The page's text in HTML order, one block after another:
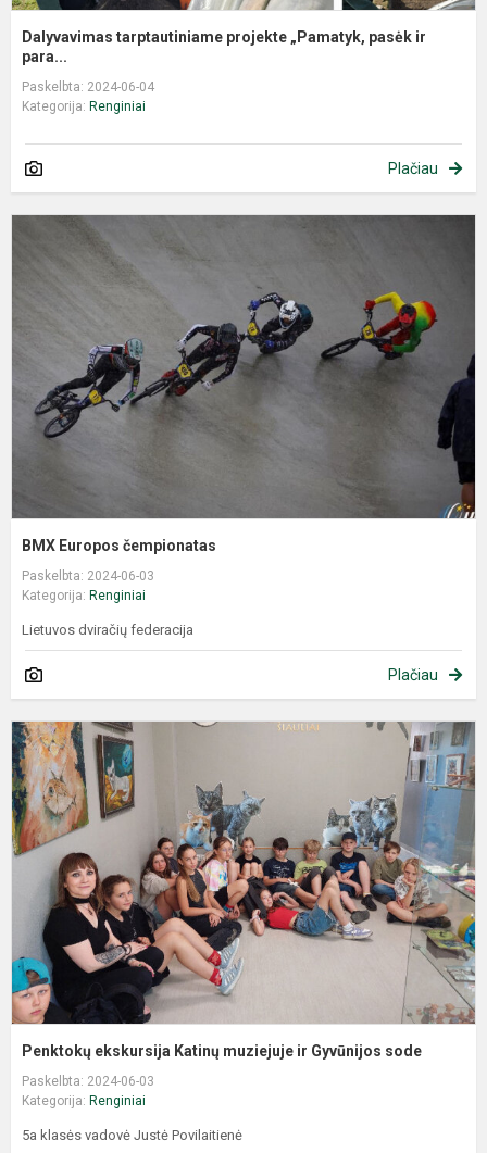
Dalyvavimas tarptautiniame projekte „Pamatyk, pasėk ir
para...
Paskelbta: 2024-06-04
Kategorija: Renginiai
Plačiau
BMX Europos čempionatas
Paskelbta: 2024-06-03
Kategorija: Renginiai
Lietuvos dviračių federacija
Plačiau
Penktokų ekskursija Katinų muziejuje ir Gyvūnijos sode
Paskelbta: 2024-06-03
Kategorija: Renginiai
5a klasės vadovė Justė Povilaitienė